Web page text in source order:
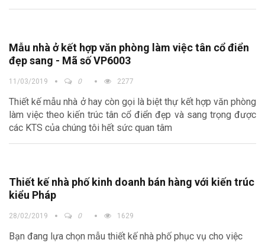
Mẫu nhà ở kết hợp văn phòng làm việc tân cổ điển
đẹp sang - Mã số VP6003
11/03/2019 0 2277
Thiết kế mẫu nhà ở hay còn gọi là biệt thự kết hợp văn phòng
làm việc theo kiến trúc tân cổ điển đẹp và sang trọng được
các KTS của chúng tôi hết sức quan tâm
Thiết kế nhà phố kinh doanh bán hàng với kiến trúc
kiểu Pháp
28/02/2019 0 1629
Bạn đang lựa chọn mẫu thiết kế nhà phố phục vụ cho việc